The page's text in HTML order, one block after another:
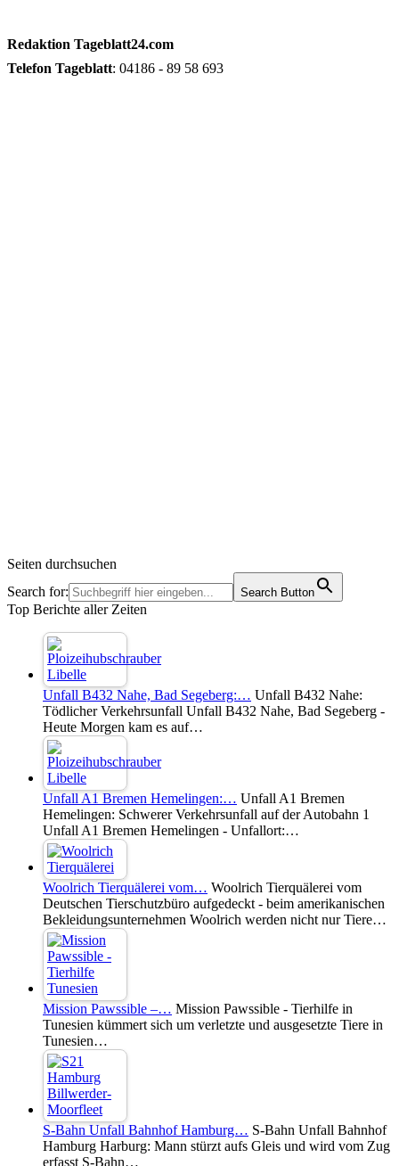
Redaktion Tageblatt24.com
Telefon Tageblatt: 04186 - 89 58 693
Seiten durchsuchen
Search for:
Search Button
Top Berichte aller Zeiten
Unfall B432 Nahe, Bad Segeberg:… Unfall B432 Nahe:
Tödlicher Verkehrsunfall Unfall B432 Nahe, Bad Segeberg -
Heute Morgen kam es auf…
Unfall A1 Bremen Hemelingen:… Unfall A1 Bremen
Hemelingen: Schwerer Verkehrsunfall auf der Autobahn 1
Unfall A1 Bremen Hemelingen - Unfallort:…
Woolrich Tierquälerei vom… Woolrich Tierquälerei vom
Deutschen Tierschutzbüro aufgedeckt - beim amerikanischen
Bekleidungsunternehmen Woolrich werden nicht nur Tiere…
Mission Pawssible –… Mission Pawssible - Tierhilfe in
Tunesien kümmert sich um verletzte und ausgesetzte Tiere in
Tunesien…
S-Bahn Unfall Bahnhof Hamburg… S-Bahn Unfall Bahnhof
Hamburg Harburg: Mann stürzt aufs Gleis und wird vom Zug
erfasst S-Bahn…